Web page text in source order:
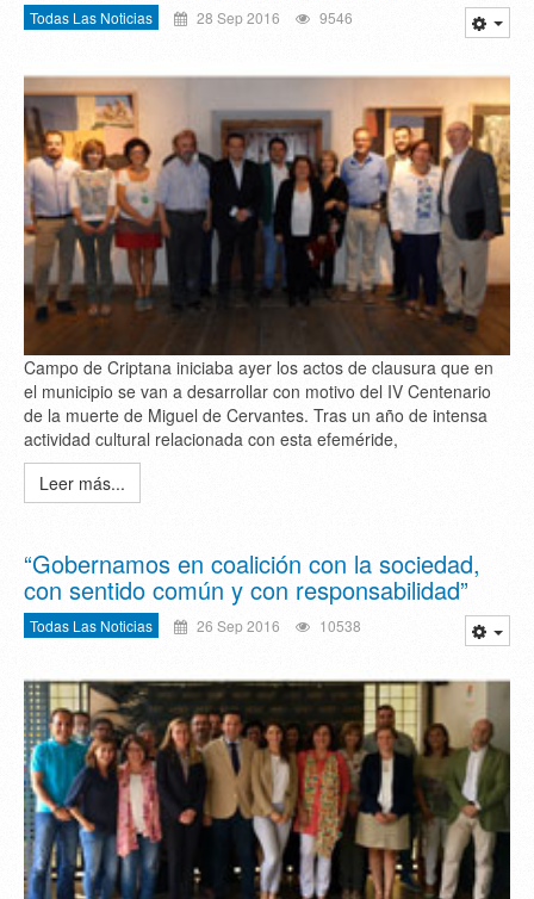
Todas Las Noticias 28 Sep 2016 9546
Campo de Criptana iniciaba ayer los actos de clausura que en
el municipio se van a desarrollar con motivo del IV Centenario
de la muerte de Miguel de Cervantes. Tras un año de intensa
actividad cultural relacionada con esta efeméride,
Leer más...
“Gobernamos en coalición con la sociedad,
con sentido común y con responsabilidad”
Todas Las Noticias 26 Sep 2016 10538